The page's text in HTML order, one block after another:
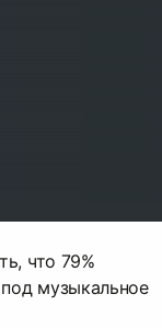
что 79%
музыкальное